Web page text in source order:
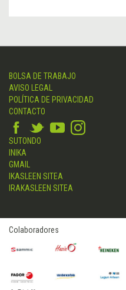
BOLSA DE TRABAJO
AVISO LEGAL
POLÍTICA DE PRIVACIDAD
CONTACTO
SUTONDO
INIKA
GMAIL
IKASLEEN SITEA
IRAKASLEEN SITEA
Colaboradores